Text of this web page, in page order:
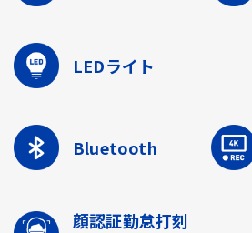
LEDライト
Bluetooth
顔認証勤怠打刻